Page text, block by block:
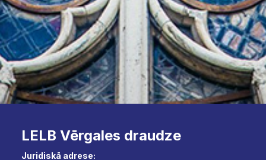
LELB Vērgales draudze
Juridiskā adrese: